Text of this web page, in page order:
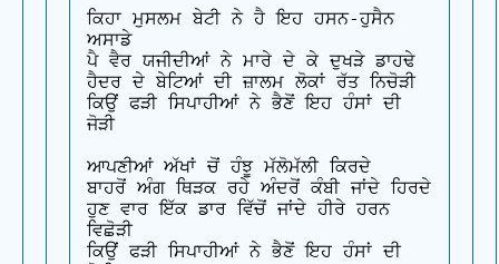
ਕਿਹਾ ਮੁਸਲਮ ਬੇਟੀ ਨੇ ਹੈ ਇਹ ਹਸਨ-ਹੁਸੈਨ
ਅਸਾਡੇ
ਪੈ ਵੈਰ ਯਜੀਦੀਆਂ ਨੇ ਮਾਰੇ ਦੇ ਕੇ ਦੁਖੜੇ ਡਾਹਢੇ
ਹੈਦਰ ਦੇ ਬੇਟਿਆਂ ਦੀ ਜ਼ਾਲਮ ਲੋਕਾਂ ਰੱਤ ਨਿਚੋੜੀ
ਕਿਉਂ ਫੜੀ ਸਿਪਾਹੀਆਂ ਨੇ ਭੈਣੋਂ ਇਹ ਹੰਸਾਂ ਦੀ
ਜੋੜੀ
ਆਪਣੀਆਂ ਅੱਖਾਂ ਚੋਂ ਹੰਝੂ ਮੱਲੋਮੱਲੀ ਕਿਰਦੇ
ਬਾਹਰੋਂ ਅੰਗ ਥਿੜਕ ਰਹੇ ਅੰਦਰੋਂ ਕੰਬੀ ਜਾਂਦੇ ਹਿਰਦੇ
ਹੁਣ ਵਾਰ ਇੱਕ ਡਾਰ ਵਿੱਚੋਂ ਜਾਂਦੇ ਹੀਰੇ ਹਰਨ
ਵਿਛੋੜੀ
ਕਿਉਂ ਫੜੀ ਸਿਪਾਹੀਆਂ ਨੇ ਭੈਣੋਂ ਇਹ ਹੰਸਾਂ ਦੀ